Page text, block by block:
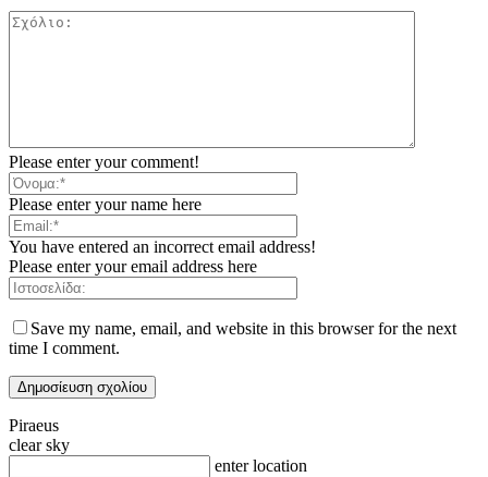
Please enter your comment!
Please enter your name here
You have entered an incorrect email address!
Please enter your email address here
Save my name, email, and website in this browser for the next
time I comment.
Piraeus
clear sky
enter location